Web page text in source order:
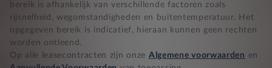
BB 14 dagen bedenktijd
Zekerheid bij klachten
bereik is afhankelijk van verschillende factoren zoals
rijsnelheid, wegomstandigheden en buitentemperatuur. Het
opgegeven bereik is indicatief, hieraan kunnen geen rechten
worden ontleend.
Op alle leasecontracten zijn onze Algemene voorwaarden en